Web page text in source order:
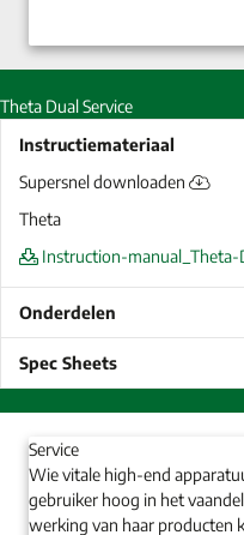
Theta Dual Service
Instructiemateriaal
Supersnel downloaden
Theta
Instruction-manual_Theta-
Onderdelen
Spec Sheets
Service
Wie vitale high-end
gebruiker hoog in het
werking van haar producten